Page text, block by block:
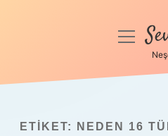
Anasayfa
menüyü
ETIKET: NEDEN 16